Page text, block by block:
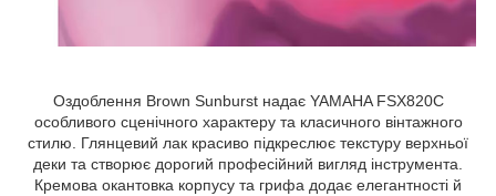
Оздоблення Brown Sunburst надає YAMAHA FSX820C
особливого сценічного характеру та класичного вінтажного
стилю. Глянцевий лак красиво підкреслює текстуру верхньої
деки та створює дорогий професійний вигляд інструмента.
Кремова окантовка корпусу та грифа додає елегантності й